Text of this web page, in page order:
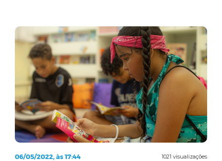
1021 visualizações
06/05/2022, às 17:44